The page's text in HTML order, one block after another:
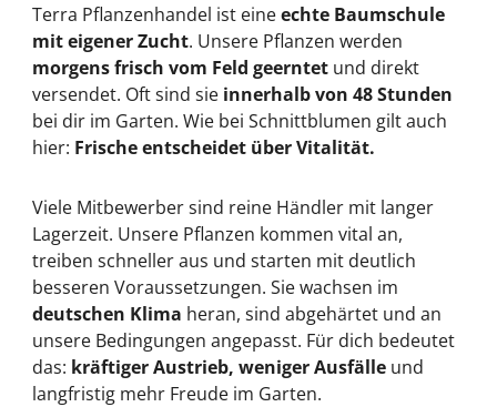
Terra Pflanzenhandel ist eineechte Baumschule
mit eigener Zucht. Unsere Pflanzen werden
morgens frisch vom Feld geerntetund direkt
versendet. Oft sind sie innerhalb von 48 Stunden
bei dir im Garten. Wie bei Schnittblumen gilt auch
hier: Frische entscheidet über Vitalität.
Viele Mitbewerber sind reine Händler mit langer
Lagerzeit. Unsere Pflanzen kommen vital an,
treiben schneller aus und starten mit deutlich
besseren Voraussetzungen. Sie wachsen im
deutschen Klima heran, sind abgehärtet und an
unsere Bedingungen angepasst. Für dich bedeutet
das: kräftiger Austrieb, weniger Ausfälle und
langfristig mehr Freude im Garten.